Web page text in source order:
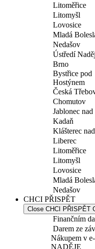
Litoměřice
Litomyšl
Lovosice
Mladá
Nedašov
Ústředí
Brno
Bystřice pod
Hostýnem
Česká
Chomutov
Jablonec
Kadaň
Klášterec
Liberec
Litoměřice
Litomyšl
Lovosice
Mladá
Nedašov
CHCI PŘISPĚT
Close CHCI PŘISPĚT
Finančním
Darem ze
Nákupem v
NADĚJE